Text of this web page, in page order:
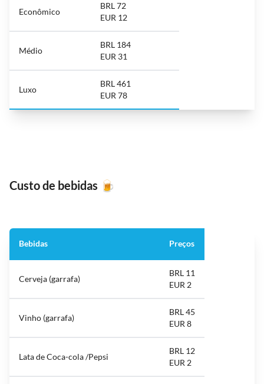
Econômico
BRL 72
EUR 12
Médio
BRL 184
EUR 31
Luxo
BRL 461
EUR 78
Custo de bebidas 🍺
Bebidas Preços
Cerveja (garrafa)
BRL 11
EUR 2
Vinho (garrafa)
BRL 45
EUR 8
Lata de Coca-cola /Pepsi
BRL 12
EUR 2